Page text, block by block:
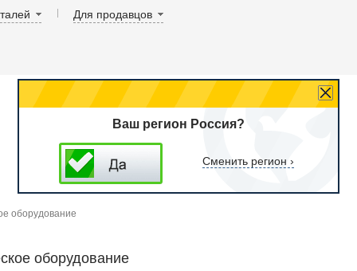
Для продавцов
Ваш регион Россия?
Сменить регион ›
оборудование
оборудование